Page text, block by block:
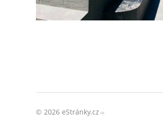
© 2026 eStránky.cz